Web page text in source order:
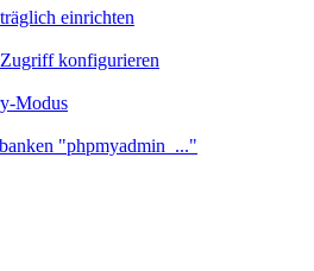
einrichten
konfigurieren
Modus
"phpmyadmin_..."